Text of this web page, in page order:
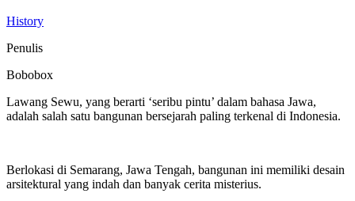
History
Penulis
Bobobox
Lawang Sewu, yang berarti ‘seribu pintu’ dalam bahasa Jawa,
adalah salah satu bangunan bersejarah paling terkenal di Indonesia.
Berlokasi di Semarang, Jawa Tengah, bangunan ini memiliki desain
arsitektural yang indah dan banyak cerita misterius.